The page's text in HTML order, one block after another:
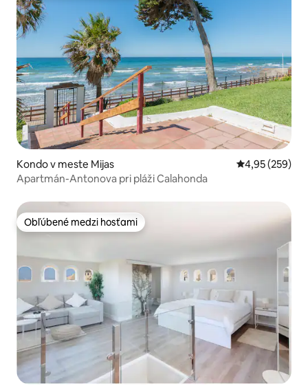
Kondo v meste Mijas Priemerné
4,95 (259)
Apartmán-Antonova pri pláži Calahonda
Obľúbené medzi hosťami
Obľúbené medzi hosťami